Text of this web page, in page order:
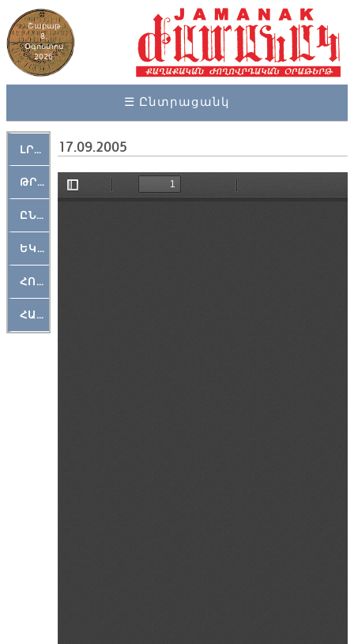
Շաբաթ
8,
Օգոստոս
2026
☰ Ընտրացանկ
ԼՐԱՀՈՍ
ԹՐՔԱՀԱՅ ԿԵԱՆՔ
ԸՆԿԵՐԱՄՇԱԿՈՒԹԱՅԻՆ
ԵԿԵՂԵՑԱԿԱՆ
ՀՈԳԵՄՏԱՒՈՐ
ՀԱՐԹԱԿ
17.09.2005